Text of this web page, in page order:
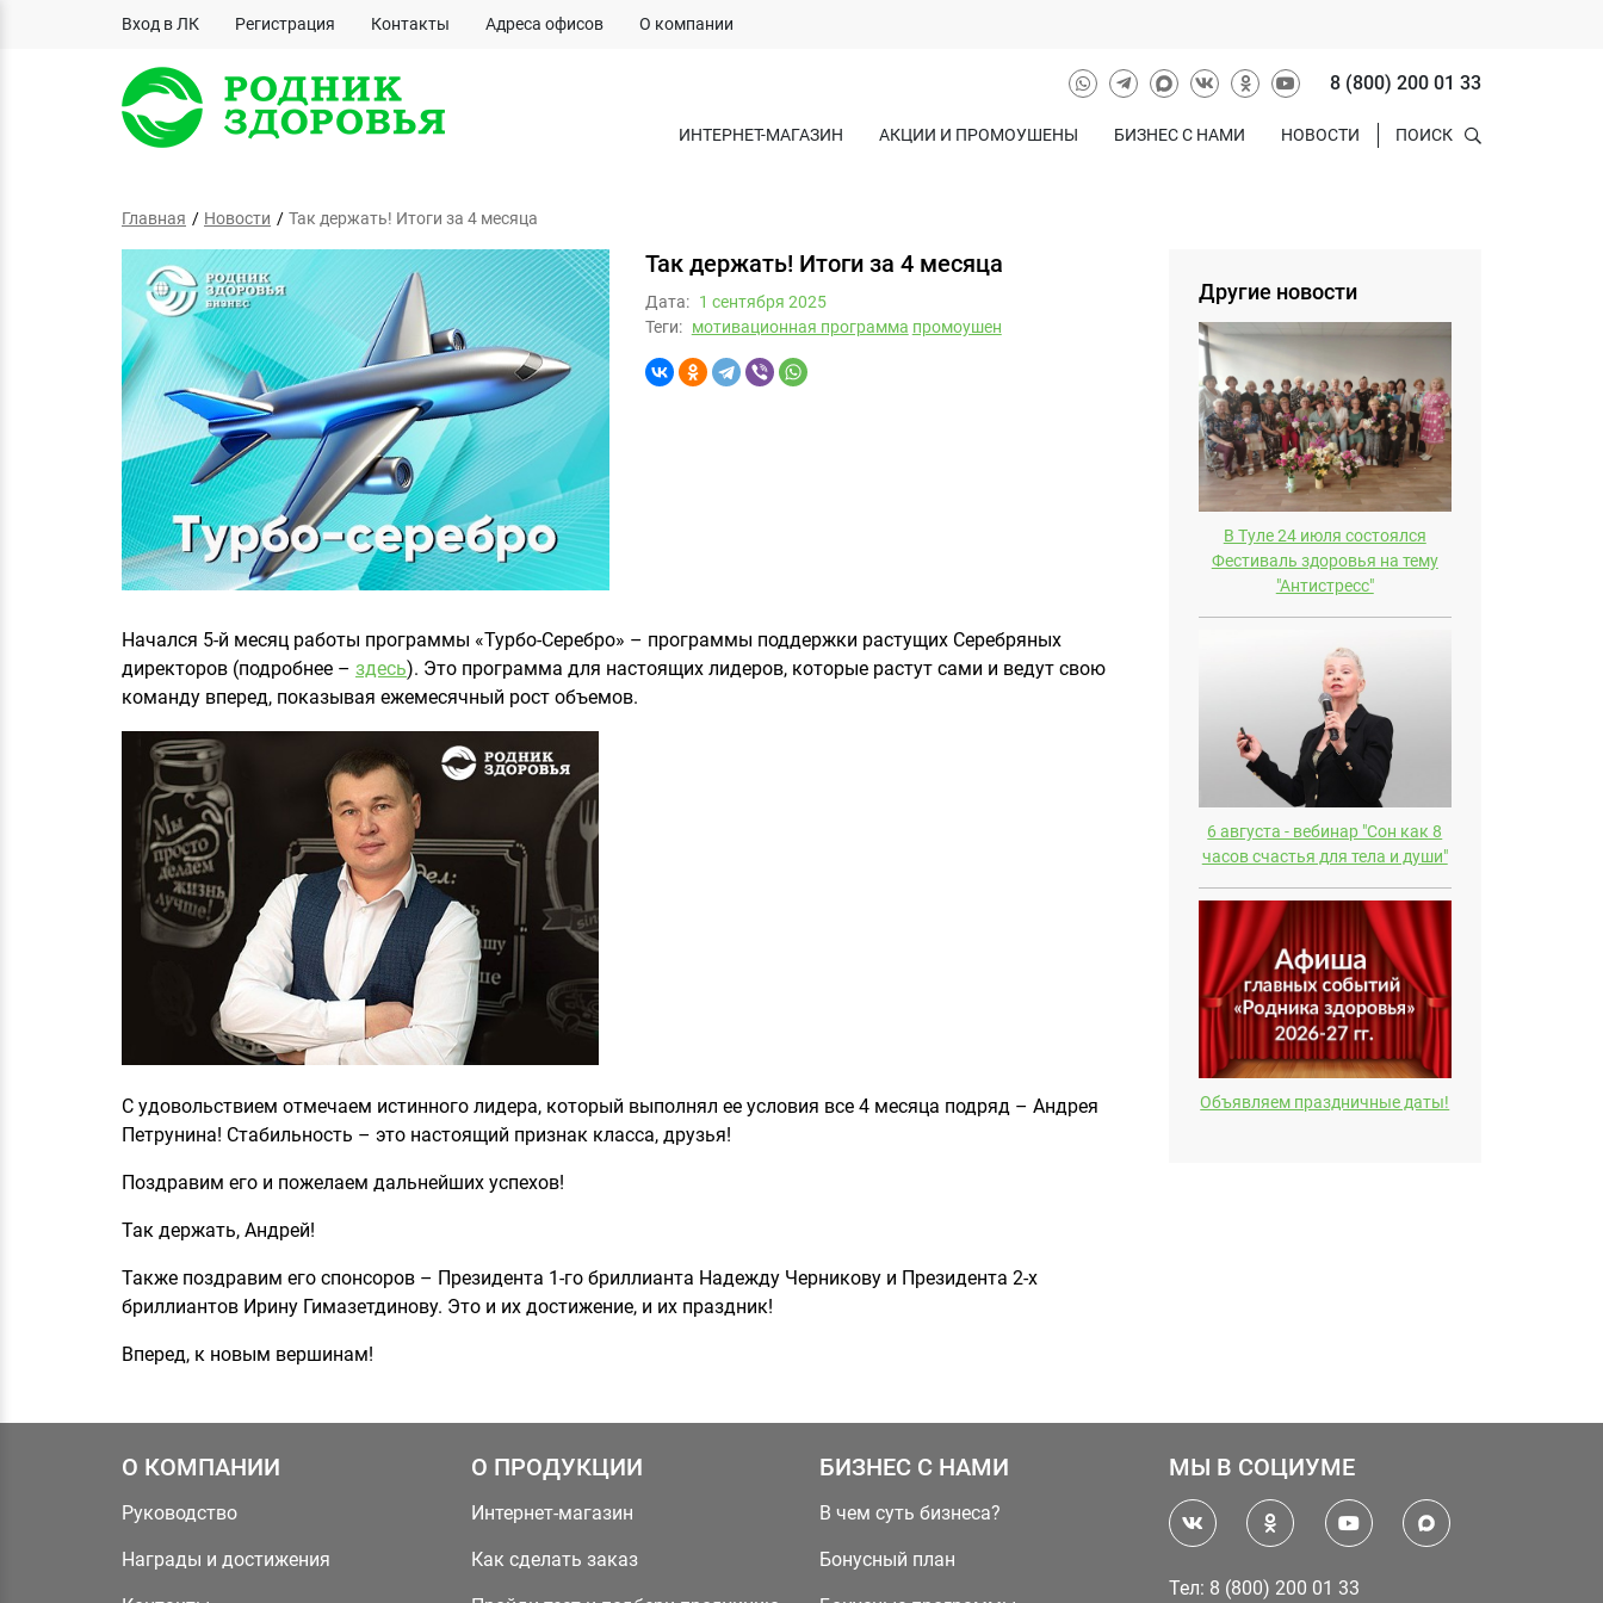
Вход в ЛК Регистрация Контакты Адреса офисов О компании
8 (800) 200 01 33
ИНТЕРНЕТ-МАГАЗИН АКЦИИ И ПРОМОУШЕНЫ БИЗНЕС С НАМИ НОВОСТИ ПОИСК
Главная Новости Так держать! Итоги за 4 месяца
Так держать! Итоги за 4 месяца
Дата: 1 сентября 2025
Теги: мотивационная программа промоушен
Начался 5-й месяц работы программы «Турбо-Серебро» – программы поддержки растущих Серебряных
директоров (подробнее – здесь). Это программа для настоящих лидеров, которые растут сами и ведут свою
команду вперед, показывая ежемесячный рост объемов.
С удовольствием отмечаем истинного лидера, который выполнял ее условия все 4 месяца подряд – Андрея
Петрунина! Стабильность – это настоящий признак класса, друзья!
Поздравим его и пожелаем дальнейших успехов!
Так держать, Андрей!
Также поздравим его спонсоров – Президента 1-го бриллианта Надежду Черникову и Президента 2-х
бриллиантов Ирину Гимазетдинову. Это и их достижение, и их праздник!
Вперед, к новым вершинам!
Другие новости
В Туле 24 июля состоялся
Фестиваль здоровья на тему
"Антистресс"
6 августа - вебинар "Сон как 8
часов счастья для тела и души"
Объявляем праздничные даты!
О КОМПАНИИ
Руководство
Награды и достижения
О ПРОДУКЦИИ
Интернет-магазин
Как сделать заказ
БИЗНЕС С НАМИ
В чем суть бизнеса?
Бонусный план
МЫ В СОЦИУМЕ
Тел: 8 (800) 200 01 33